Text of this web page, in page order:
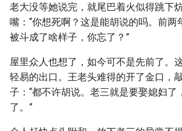
老大没等她说完，就尾巴着火似得跳下
嘴：“你想死啊？这是能胡说的吗。前两
被斗成了啥样子，你忘了？”
屋里众人也想了，如今可不是先前了。
轻易的出口。王老头难得的开了金口，
子：“都不许胡说。老三就是要娶媳妇了
了。”